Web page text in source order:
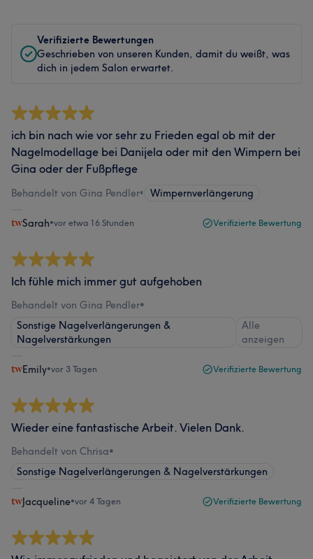
Verifizierte Bewertungen
Geschrieben von unseren Kunden, damit du weißt, was
dich in jedem Salon erwartet.
ich bin nach wie vor sehr zu Frieden egal ob mit der
Nagelmodellage bei Danijela oder mit den Wimpern bei
Gina oder der Fußpflege
Behandelt von Gina Pendler• Wimpernverlängerung
Sarah•vor etwa 16 Stunden Verifizierte Bewertung
Ich fühle mich immer gut aufgehoben
Behandelt von Gina Pendler•
Sonstige Nagelverlängerungen &
Nagelverstärkungen
Alle
anzeigen
Emily•vor 3 Tagen Verifizierte Bewertung
Wieder eine fantastische Arbeit. Vielen Dank.
Behandelt von Chrisa•
Sonstige Nagelverlängerungen & Nagelverstärkungen
Jacqueline•vor 4 Tagen Verifizierte Bewertung